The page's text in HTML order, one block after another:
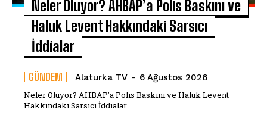
Neler Oluyor? AHBAP’a Polis Baskını ve
Haluk Levent Hakkındaki Sarsıcı
İddialar
GÜNDEM Alaturka TV - 6 Ağustos 2026
Neler Oluyor? AHBAP'a Polis Baskını ve Haluk Levent
Hakkındaki Sarsıcı İddialar